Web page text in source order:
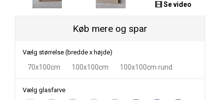
Se video
Køb mere og spar
Vælg størrelse (bredde x højde)
70x100cm 100x100cm 100x100cm rund
Vælg glasfarve